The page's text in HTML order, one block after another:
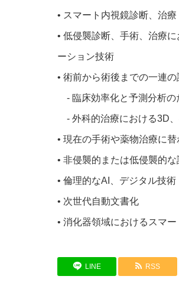
• スマート内視鏡診断、治
• 低侵襲診断、手術、治療
ーション技術
• 術前から術後までの一連
- 臨床効率化と予測分析の
- 外科的治療における3D
• 現在の手術や薬物治療に
• 非侵襲的または低侵襲的
• 倫理的なAI、デジタル技術
• 次世代自動文書化
• 消化器領域におけるスマ
LINE RSS